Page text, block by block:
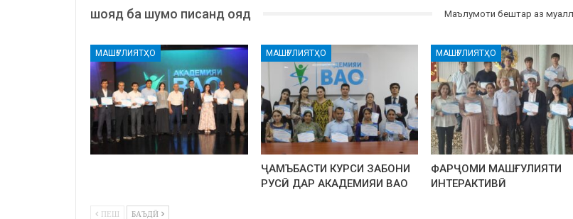
шояд ба шумо писанд ояд Маълумоти бештар аз
МАШҒУЛИЯТҲО МАШҒУЛИЯТҲО
ҶАМЪБАСТИ КУРСИ ЗАБОНИ
РУСӢ ДАР АКАДЕМИЯИ ВАО
МАШҒУЛИЯТҲО
ФАРҶОМИ МАШҒУЛИЯТИ
ИНТЕРАКТИВӢ
ПЕШ БАЪДӢ